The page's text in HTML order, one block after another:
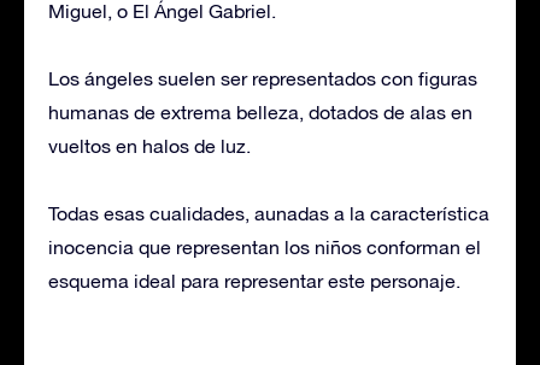
Miguel, o El Ángel Gabriel.
Los ángeles suelen ser representados con figuras
humanas de extrema belleza, dotados de alas en
vueltos en halos de luz.
Todas esas cualidades, aunadas a la característica
inocencia que representan los niños conforman el
esquema ideal para representar este personaje.